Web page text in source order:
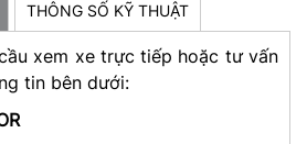
THÔNG SỐ KỸ THUẬT
xem xe trực tiếp hoặc tư vấn
tin bên dưới: